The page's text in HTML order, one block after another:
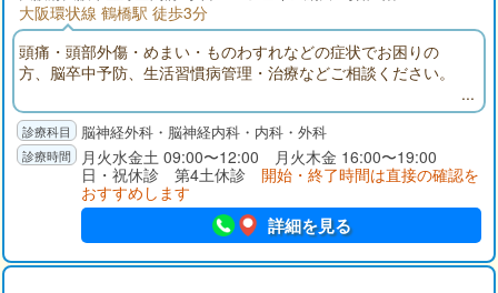
大阪環状線 鶴橋駅 徒歩3分
頭痛・頭部外傷・めまい・ものわすれなどの症状でお困りの
方、脳卒中予防、生活習慣病管理・治療などご相談ください。
脳神経外科・脳神経内科・内科・外科
月火水金土 09:00〜12:00 月火木金 16:00〜19:00
日・祝休診 第4土休診 開始・終了時間は直接の確認を
おすすめします
詳細を見る